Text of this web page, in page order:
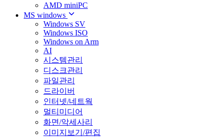
AMD miniPC
MS windows
Windows SV
Windows ISO
Windows on Arm
AI
시스템관리
디스크관리
파일관리
드라이버
인터넷/네트웍
멀티미디어
화면/악세사리
이미지보기/편집